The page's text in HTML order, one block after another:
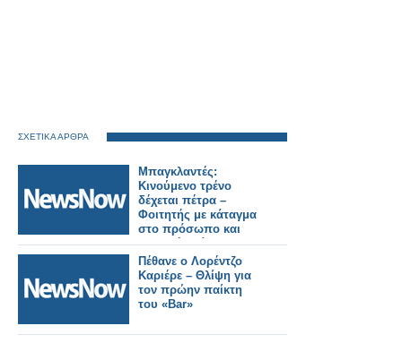
ΣΧΕΤΙΚΑ ΑΡΘΡΑ
Μπαγκλαντές:
Κινούμενο τρένο
δέχεται πέτρα –
Φοιτητής με κάταγμα
στο πρόσωπο και
σοβαρή βλάβη στην
όραση.
Πέθανε ο Λορέντζο
Καριέρε – Θλίψη για
τον πρώην παίκτη
του «Bar»